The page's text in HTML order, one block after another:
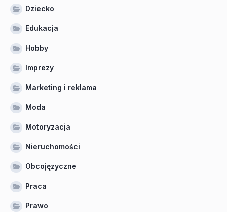
Dziecko
Edukacja
Hobby
Imprezy
Marketing i reklama
Moda
Motoryzacja
Nieruchomości
Obcojęzyczne
Praca
Prawo